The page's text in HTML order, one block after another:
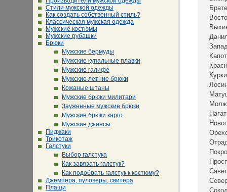
Стили мужской одежды
Как создать собственный стиль?
Классическая мужская одежда
Мужские костюмы
Мужские рубашки
Брюки
Мужские бермуды
Мужские купальные плавки
Мужские галифе
Мужские летние брюки
Кожаные штаны
Мужские брюки милитари
Зауженные мужские брюки
Мужские брюки карго
Мужские джинсы
Пиджаки
Трикотаж
Галстуки
Выбор галстука
Как завязать галстук?
Как подобрать галстук к костюму?
Джемпера, пуловеры, свитера
Плащи